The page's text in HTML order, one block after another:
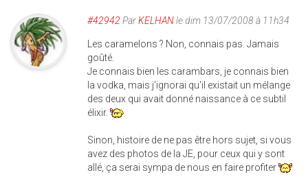
#42942 ParKELHANle dim 13/07/2008 à 11h34
Les caramelons ? Non, connais pas. Jamais
goûté.
Je connais bien les carambars, je connais bien
la vodka, mais j'ignorai qu'il existait un mélange
des deux qui avait donné naissance à ce subtil
élixir.
Sinon, histoire de ne pas être hors sujet, si vous
avez des photos de la JE, pour ceux qui y sont
allé, ça serai sympa de nous en faire profiter